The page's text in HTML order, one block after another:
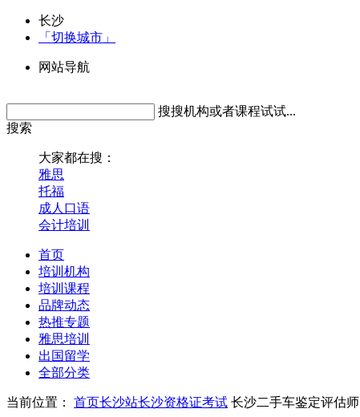
长沙
「切换城市」
网站导航
搜搜机构或者课程试试...
搜索
大家都在搜：
雅思
托福
成人口语
会计培训
首页
培训机构
培训课程
品牌动态
热推专题
雅思培训
出国留学
全部分类
当前位置： 首页长沙站长沙资格证考试 长沙二手车鉴定评估师